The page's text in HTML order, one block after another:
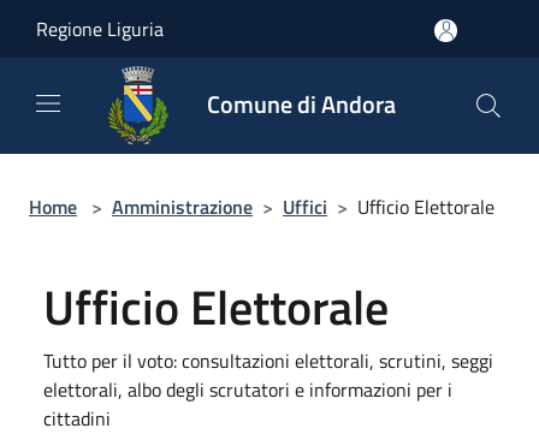
Regione Liguria
Comune di Andora
Home > Amministrazione > Uffici > Ufficio Elettorale
Ufficio Elettorale
Tutto per il voto: consultazioni elettorali, scrutini, seggi
elettorali, albo degli scrutatori e informazioni per i
cittadini